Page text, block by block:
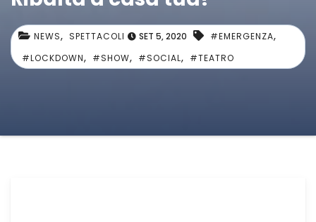
NEWS, SPETTACOLI SET 5, 2020 #EMERGENZA,
#LOCKDOWN, #SHOW, #SOCIAL, #TEATRO